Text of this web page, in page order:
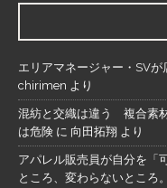
エリアマネージャー・SVが
chirimen より
混紡と交織は違う 複合素
は危険 に 向田拓翔 より
アパレル販売員が自分を「
ところ、変わらないところ。